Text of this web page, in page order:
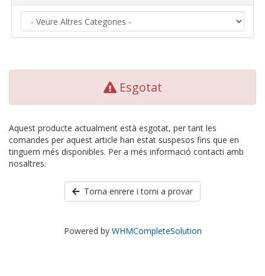
Esgotat
Aquest producte actualment està esgotat, per tant les
comandes per aquest article han estat suspesos fins que en
tinguem més disponibles. Per a més informació contacti amb
nosaltres.
Torna enrere i torni a provar
Powered by WHMCompleteSolution